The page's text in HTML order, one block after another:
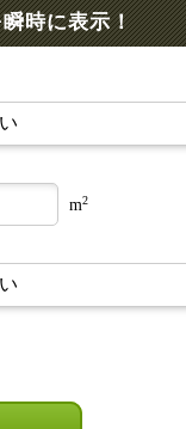
時に表示！
m2